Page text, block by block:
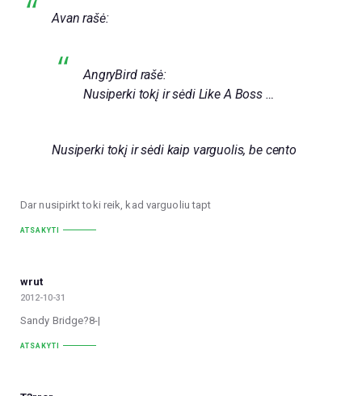
Avan rašė:
AngryBird rašė:
Nusiperki tokį ir sėdi Like A Boss …
Nusiperki tokį ir sėdi kaip varguolis, be cento
Dar nusipirkt toki reik, kad varguoliu tapt
ATSAKYTI
wrut
2012-10-31
Sandy Bridge?8-|
ATSAKYTI